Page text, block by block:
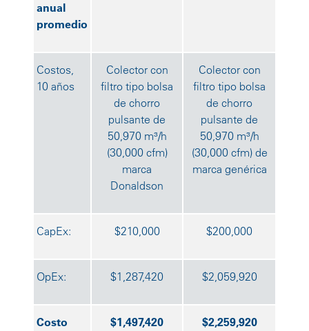
anual
promedio
Costos,
10 años
Colector con
filtro tipo bolsa
de chorro
pulsante de
50,970 m³/h
(30,000 cfm)
marca
Donaldson
Colector con
filtro tipo bolsa
de chorro
pulsante de
50,970 m³/h
(30,000 cfm) de
marca genérica
CapEx: $210,000 $200,000
OpEx: $1,287,420 $2,059,920
Costo
$1,497,420 $2,259,920